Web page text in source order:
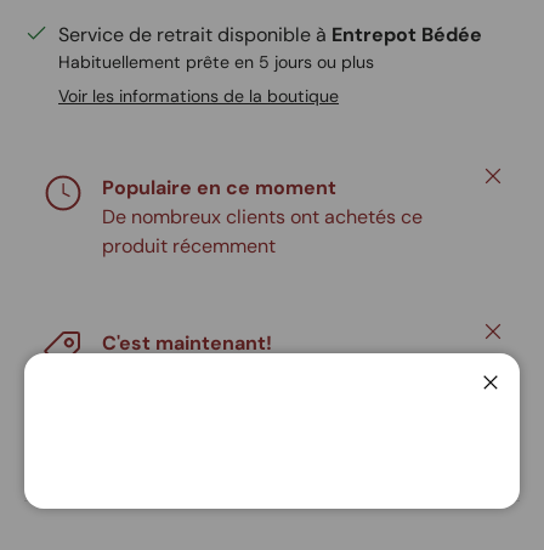
Service de retrait disponible à Entrepot Bédée
Habituellement prête en 5 jours ou plus
Voir les informations de la boutique
Populaire en ce moment
De nombreux clients ont achetés ce
produit récemment
Fermer
C'est maintenant!
Fermer